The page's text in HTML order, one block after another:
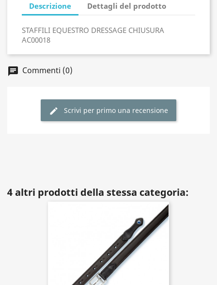
Descrizione Dettagli del prodotto
STAFFILI EQUESTRO DRESSAGE CHIUSURA
AC00018
Commenti (0)
Scrivi per primo una recensione
4 altri prodotti della stessa categoria: